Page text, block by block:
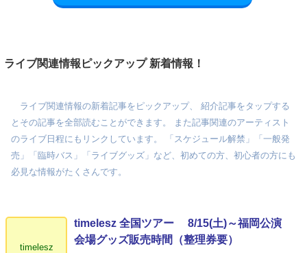
ライブ関連情報ピックアップ 新着情報！
ライブ関連情報の新着記事をピックアップ、 紹介記事をタップする
とその記事を全部読むことができます。 また記事関連のアーティスト
のライブ日程にもリンクしています。 「スケジュール解禁」「一般発
売」「臨時バス」「ライブグッズ」など、初めての方、初心者の方にも
必見な情報がたくさんです。
timelesz
timelesz 全国ツアー 8/15(土)～福岡公演
会場グッズ販売時間（整理券要）